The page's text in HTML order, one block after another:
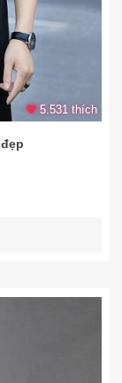
5.531 thích